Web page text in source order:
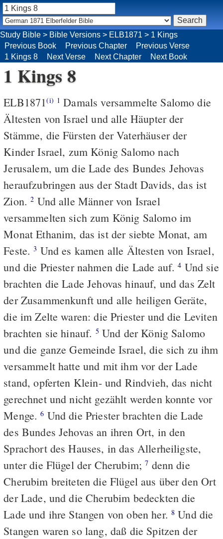
1 Kings 8
ELB1871(i) 1 Damals versammelte Salomo die
Ältesten von Israel und alle Häupter der
Stämme, die Fürsten der Vaterhäuser der
Kinder Israel, zum König Salomo nach
Jerusalem, um die Lade des Bundes Jehovas
heraufzubringen aus der Stadt Davids, das ist
Zion.2 Und alle Männer von Israel
versammelten sich zum König Salomo im
Monat Ethanim, das ist der siebte Monat, am
Feste.3 Und es kamen alle Ältesten von Israel,
und die Priester nahmen die Lade auf.4 Und sie
brachten die Lade Jehovas hinauf, und das Zelt
der Zusammenkunft und alle heiligen Geräte,
die im Zelte waren: die Priester und die Leviten
brachten sie hinauf. 5 Und der König Salomo
und die ganze Gemeinde Israel, die sich zu ihm
versammelt hatte und mit ihm vor der Lade
stand, opferten Klein- und Rindvieh, das nicht
gerechnet und nicht gezählt werden konnte vor
Menge.6 Und die Priester brachten die Lade
des Bundes Jehovas an ihren Ort, in den
Sprachort des Hauses, in das Allerheiligste,
unter die Flügel der Cherubim;7 denn die
Cherubim breiteten die Flügel aus über den Ort
der Lade, und die Cherubim bedeckten die
Lade und ihre Stangen von oben her. 8 Und die
Stangen waren so lang, daß die Spitzen der
Study Bible > Bible Versions > ELB1871 > 1 Kings
Previous Book
Previous Chapter
Previous Verse
1 Kings 8
Next Verse Next Chapter Next Book